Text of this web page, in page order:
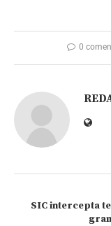
0
SIC intercepta